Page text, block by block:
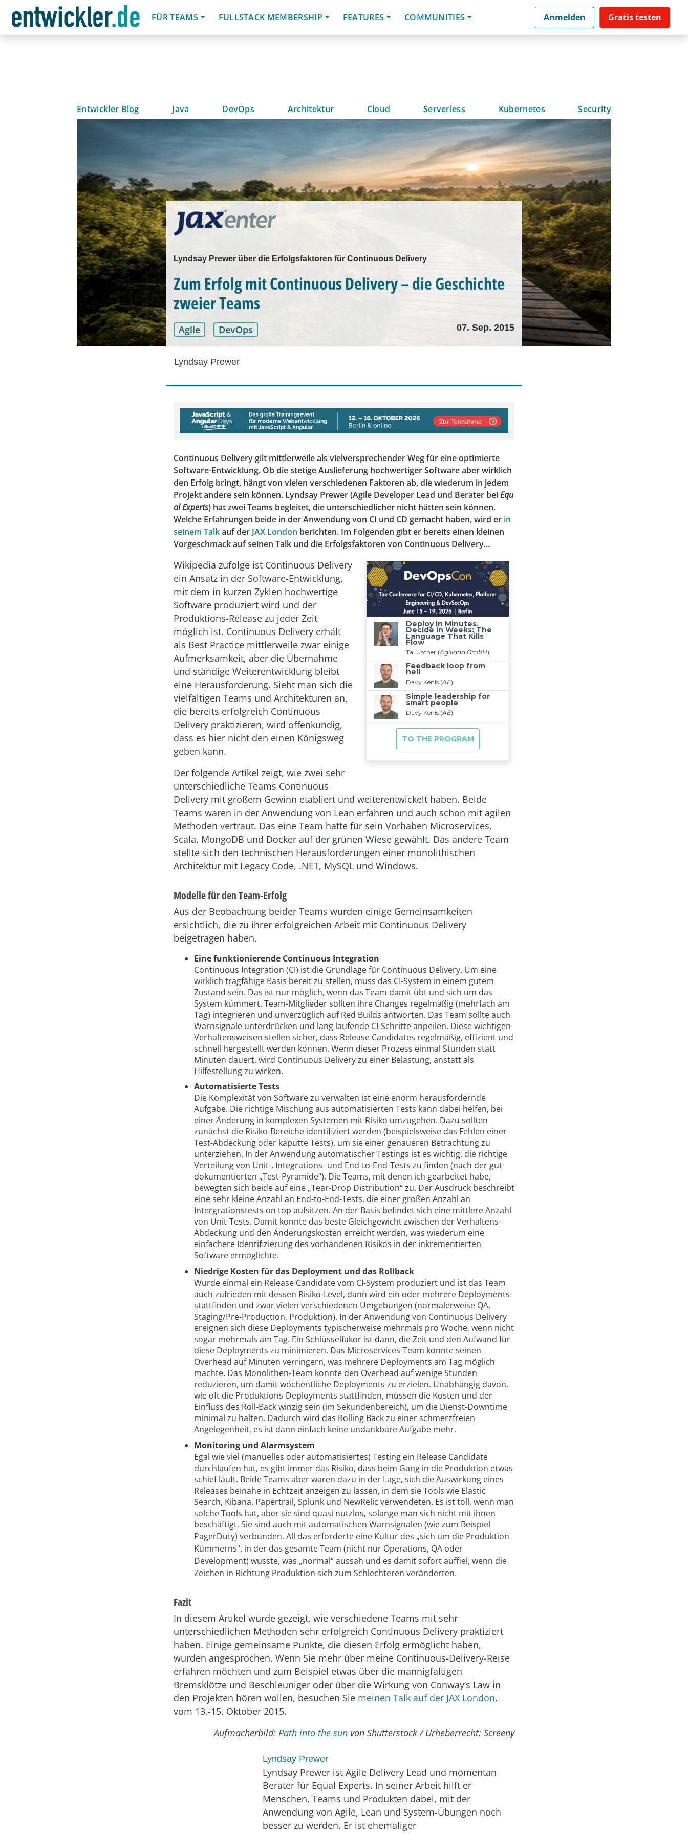
FÜR TEAMS
FULLSTACK MEMBERSHIP FEATURES COMMUNITIES Anmelden Gratis testen
Entwickler Blog Java DevOps Architektur Cloud Serverless Kubernetes Security
Lyndsay Prewer über die Erfolgsfaktoren für Continuous Delivery
Zum Erfolg mit Continuous Delivery – die Geschichte
zweier Teams
Agile DevOps 07. Sep. 2015
Lyndsay Prewer
Continuous Delivery gilt mittlerweile als vielversprechender Weg für eine optimierte
Software-Entwicklung. Ob die stetige Auslieferung hochwertiger Software aber wirklich
den Erfolg bringt, hängt von vielen verschiedenen Faktoren ab, die wiederum in jedem
Projekt andere sein können. Lyndsay Prewer (Agile Developer Lead und Berater beiEqu
al Experts) hat zwei Teams begleitet, die unterschiedlicher nicht hätten sein können.
Welche Erfahrungen beide in der Anwendung von CI und CD gemacht haben, wird er in
seinem Talkauf der JAX London berichten. Im Folgenden gibt er bereits einen kleinen
Vorgeschmack auf seinen Talk und die Erfolgsfaktoren von Continuous Delivery...
Wikipedia zufolge ist Continuous Delivery
ein Ansatz in der Software-Entwicklung,
mit dem in kurzen Zyklen hochwertige
Software produziert wird und der
Produktions-Release zu jeder Zeit
möglich ist. Continuous Delivery erhält
als Best Practice mittlerweile zwar einige
Aufmerksamkeit, aber die Übernahme
und ständige Weiterentwicklung bleibt
eine Herausforderung. Sieht man sich die
vielfältigen Teams und Architekturen an,
die bereits erfolgreich Continuous
Delivery praktizieren, wird offenkundig,
dass es hier nicht den einen Königsweg
geben kann.
Der folgende Artikel zeigt, wie zwei sehr
unterschiedliche Teams Continuous
Delivery mit großem Gewinn etabliert und weiterentwickelt haben. Beide
Teams waren in der Anwendung von Lean erfahren und auch schon mit agilen
Methoden vertraut. Das eine Team hatte für sein Vorhaben Microservices,
Scala, MongoDB und Docker auf der grünen Wiese gewählt. Das andere Team
stellte sich den technischen Herausforderungen einer monolithischen
Architektur mit Legacy Code, .NET, MySQL und Windows.
Modelle für den Team-Erfolg
Aus der Beobachtung beider Teams wurden einige Gemeinsamkeiten
ersichtlich, die zu ihrer erfolgreichen Arbeit mit Continuous Delivery
beigetragen haben.
Eine funktionierende Continuous Integration
Continuous Integration (CI) ist die Grundlage für Continuous Delivery. Um eine
wirklich tragfähige Basis bereit zu stellen, muss das CI-System in einem gutem
Zustand sein. Das ist nur möglich, wenn das Team damit übt und sich um das
System kümmert. Team-Mitglieder sollten ihre Changes regelmäßig (mehrfach am
Tag) integrieren und unverzüglich auf Red Builds antworten. Das Team sollte auch
Warnsignale unterdrücken und lang laufende CI-Schritte anpeilen. Diese wichtigen
Verhaltensweisen stellen sicher, dass Release Candidates regelmäßig, effizient und
schnell hergestellt werden können. Wenn dieser Prozess einmal Stunden statt
Minuten dauert, wird Continuous Delivery zu einer Belastung, anstatt als
Hilfestellung zu wirken.
Automatisierte Tests
Die Komplexität von Software zu verwalten ist eine enorm herausfordernde
Aufgabe. Die richtige Mischung aus automatisierten Tests kann dabei helfen, bei
einer Änderung in komplexen Systemen mit Risiko umzugehen. Dazu sollten
zunächst die Risiko-Bereiche identifiziert werden (beispielsweise das Fehlen einer
Test-Abdeckung oder kaputte Tests), um sie einer genaueren Betrachtung zu
unterziehen. In der Anwendung automatischer Testings ist es wichtig, die richtige
Verteilung von Unit-, Integrations- und End-to-End-Tests zu finden (nach der gut
dokumentierten „Test-Pyramide“). Die Teams, mit denen ich gearbeitet habe,
bewegten sich beide auf eine „Tear-Drop Distribution“ zu. Der Ausdruck beschreibt
eine sehr kleine Anzahl an End-to-End-Tests, die einer großen Anzahl an
Intergrationstests on top aufsitzen. An der Basis befindet sich eine mittlere Anzahl
von Unit-Tests. Damit konnte das beste Gleichgewicht zwischen der Verhaltens-
Abdeckung und den Änderungskosten erreicht werden, was wiederum eine
einfachere Identifizierung des vorhandenen Risikos in der inkrementierten
Software ermöglichte.
Niedrige Kosten für das Deployment und das Rollback
Wurde einmal ein Release Candidate vom CI-System produziert und ist das Team
auch zufrieden mit dessen Risiko-Level, dann wird ein oder mehrere Deployments
stattfinden und zwar vielen verschiedenen Umgebungen (normalerweise QA,
Staging/Pre-Production, Produktion). In der Anwendung von Continuous Delivery
ereignen sich diese Deployments typischerweise mehrmals pro Woche, wenn nicht
sogar mehrmals am Tag. Ein Schlüsselfakor ist dann, die Zeit und den Aufwand für
diese Deployments zu minimieren. Das Microservices-Team konnte seinen
Overhead auf Minuten verringern, was mehrere Deployments am Tag möglich
machte. Das Monolithen-Team konnte den Overhead auf wenige Stunden
reduzieren, um damit wöchentliche Deployments zu erzielen. Unabhängig davon,
wie oft die Produktions-Deployments stattfinden, müssen die Kosten und der
Einfluss des Roll-Back winzig sein (im Sekundenbereich), um die Dienst-Downtime
minimal zu halten. Dadurch wird das Rolling Back zu einer schmerzfreien
Angelegenheit, es ist dann einfach keine undankbare Aufgabe mehr.
Monitoring und Alarmsystem
Egal wie viel (manuelles oder automatisiertes) Testing ein Release Candidate
durchlaufen hat, es gibt immer das Risiko, dass beim Gang in die Produktion etwas
schief läuft. Beide Teams aber waren dazu in der Lage, sich die Auswirkung eines
Releases beinahe in Echtzeit anzeigen zu lassen, in dem sie Tools wie Elastic
Search, Kibana, Papertrail, Splunk und NewRelic verwendeten. Es ist toll, wenn man
solche Tools hat, aber sie sind quasi nutzlos, solange man sich nicht mit ihnen
beschäftigt. Sie sind auch mit automatischen Warnsignalen (wie zum Beispiel
PagerDuty) verbunden. All das erforderte eine Kultur des „sich um die Produktion
Kümmerns“, in der das gesamte Team (nicht nur Operations, QA oder
Development) wusste, was „normal“ aussah und es damit sofort auffiel, wenn die
Zeichen in Richtung Produktion sich zum Schlechteren veränderten.
Fazit
In diesem Artikel wurde gezeigt, wie verschiedene Teams mit sehr
unterschiedlichen Methoden sehr erfolgreich Continuous Delivery praktiziert
haben. Einige gemeinsame Punkte, die diesen Erfolg ermöglicht haben,
wurden angesprochen. Wenn Sie mehr über meine Continuous-Delivery-Reise
erfahren möchten und zum Beispiel etwas über die mannigfaltigen
Bremsklötze und Beschleuniger oder über die Wirkung von Conway’s Law in
den Projekten hören wollen, besuchen Sie meinen Talk auf der JAX London,
vom 13.-15. Oktober 2015.
Aufmacherbild: Path into the sun von Shutterstock / Urheberrecht: Screeny
Lyndsay Prewer
Lyndsay Prewer ist Agile Delivery Lead und momentan
Berater für Equal Experts. In seiner Arbeit hilft er
Menschen, Teams und Produkten dabei, mit der
Anwendung von Agile, Lean und System-Übungen noch
besser zu werden. Er ist ehemaliger